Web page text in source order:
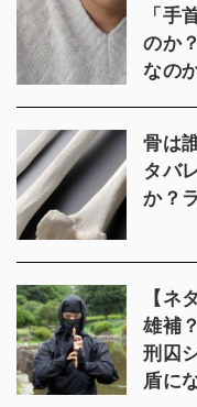
「手
のか
なの
骨は
タバ
か？
【ネ
雄補
刑囚
盾に